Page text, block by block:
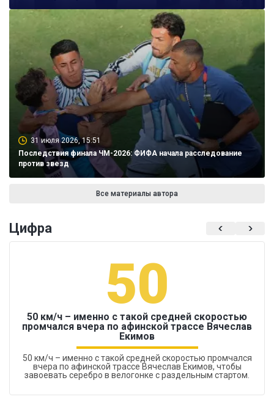
31 июля 2026, 15:51
Последствия финала ЧМ-2026: ФИФА начала расследование
против звезд
Все материалы автора
Цифра
50
50 км/ч – именно с такой средней скоростью
промчался вчера по афинской трассе Вячеслав
Екимов
50 км/ч – именно с такой средней скоростью промчался
вчера по афинской трассе Вячеслав Екимов, чтобы
завоевать серебро в велогонке с раздельным стартом.